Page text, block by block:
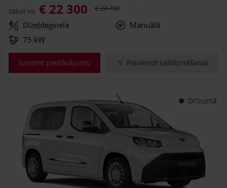
Sākot no € 22 300 € 24 750
Dīzeļdegviela
Manuālā
75 kW
Saņemt piedāvājumu Pievienot salīdzināšanai
Drīzumā